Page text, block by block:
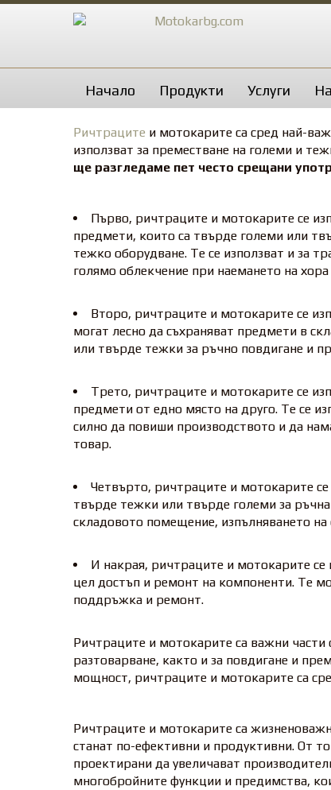
Начало Продукти Услуги
Ричтраците и мотокарите са сред най-
използват за преместване на големи и
ще разгледаме пет често срещани
Първо, ричтраците и мотокарите се
предмети, които са твърде големи или
тежко оборудване. Те се използват и за
голямо облекчение при наемането на
Второ, ричтраците и мотокарите се
могат лесно да съхраняват предмети в
или твърде тежки за ръчно повдигане и
Трето, ричтраците и мотокарите се
предмети от едно място на друго. Те се
силно да повиши производството и да
товар.
Четвърто, ричтраците и мотокарите
твърде тежки или твърде големи за
складовото помещение, изпълняването
И накрая, ричтраците и мотокарите се
цел достъп и ремонт на компоненти. Те
поддръжка и ремонт.
Ричтраците и мотокарите са важни
разтоварване, както и за повдигане и
мощност, ричтраците и мотокарите са
Ричтраците и мотокарите са
станат по-ефективни и продуктивни. От
проектирани да увеличават
многобройните функции и предимства,